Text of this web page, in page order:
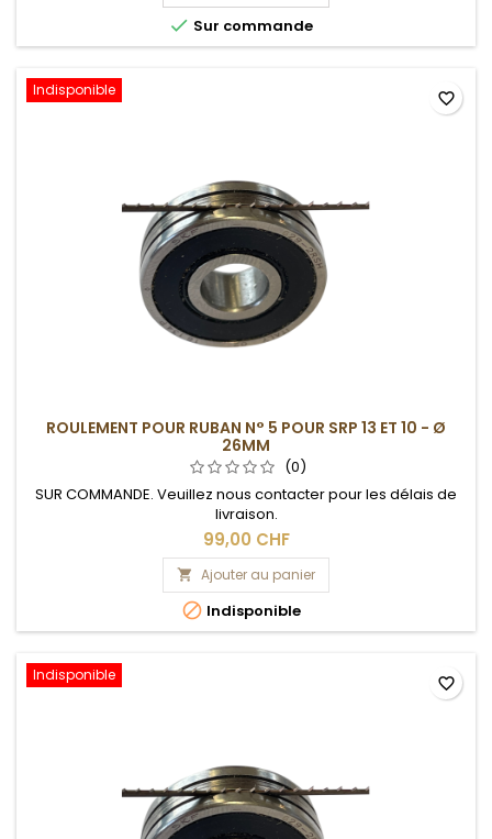
 Sur commande
Indisponible
ROULEMENT POUR RUBAN N° 5 POUR SRP 13 ET 10 - Ø
26MM
(0)
SUR COMMANDE. Veuillez nous contacter pour les délais de
livraison.
99,00 CHF
 Ajouter au panier
 Indisponible
favorite_border
Indisponible favorite_border